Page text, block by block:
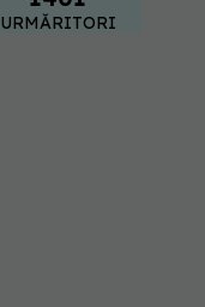
URMĂRITORI